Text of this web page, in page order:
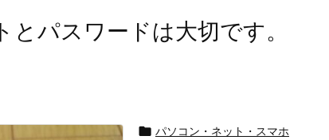
とパスワードは大切です。
 パソコン・ネット・スマホ